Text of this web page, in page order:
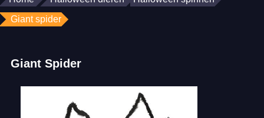
Giant spider
Giant Spider